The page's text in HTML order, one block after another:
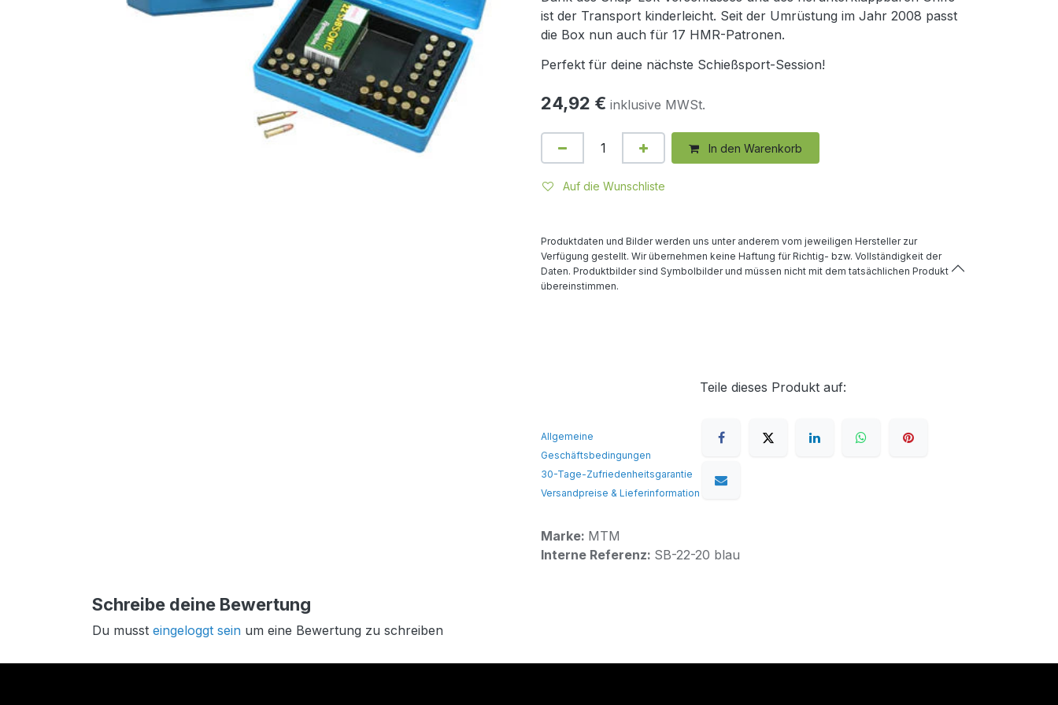
ist der Transport kinderleicht. Seit der Umrüstung im Jahr 2008 passt
die Box nun auch für 17 HMR-Patronen.
Perfekt für deine nächste Schießsport-Session!
24,92 € inklusive MWSt.
In den Warenkorb
Auf die Wunschliste
Produktdaten und Bilder werden uns unter anderem vom jeweiligen Hersteller zur
Verfügung gestellt. Wir übernehmen keine Haftung für Richtig- bzw. Vollständigkeit der
Daten. Produktbilder sind Symbolbilder und müssen nicht mit dem tatsächlichen Produkt
übereinstimmen.
Allgemeine
Geschäftsbedingungen
30-Tage-Zufriedenheitsgarantie
Versandpreise & Lieferinformation
Teile dieses Produkt auf:
Marke: MTM
Interne Referenz: SB-22-20 blau
Schreibe deine Bewertung
Du musst eingeloggt sein um eine Bewertung zu schreiben